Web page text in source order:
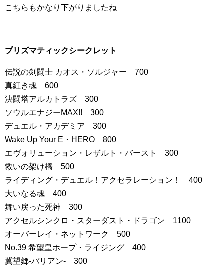
こちらもかなり下がりましたね
プリズマティックシークレット
伝説の剣闘士 カオス・ソルジャー 700
真紅き魂 600
決闘塔アルカトラズ 300
ソウルエナジーMAX!! 300
デュエル・アカデミア 300
Wake Up Your E・HERO 800
エヴォリューション・レザルト・バースト 300
救いの架け橋 500
ライディング・デュエル！アクセラレーション！ 400
大いなる魂 400
舞い戻った死神 300
アクセルシンクロ・スターダスト・ドラゴン 1100
オーバーレイ・ネットワーク 500
No.39 希望皇ホープ・ライジング 400
冀望郷-バリアン- 300